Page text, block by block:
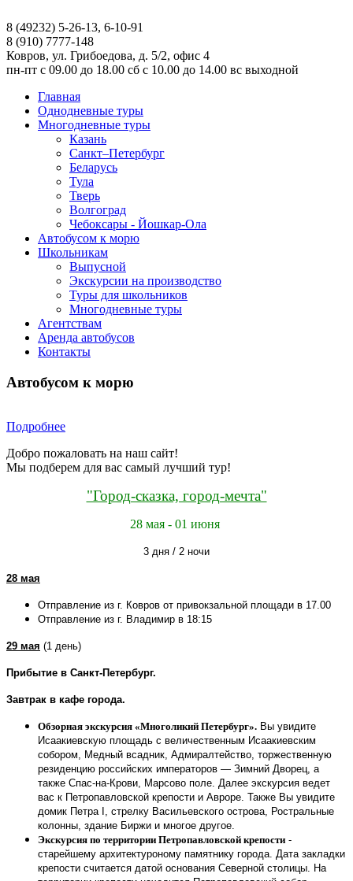
8 (49232) 5-26-13, 6-10-91
8 (910) 7777-148
Ковров, ул. Грибоедова, д. 5/2, офис 4
пн-пт с 09.00 до 18.00 сб с 10.00 до 14.00 вс выходной
Главная
Однодневные туры
Многодневные туры
Казань
Санкт–Петербург
Беларусь
Тула
Тверь
Волгоград
Чебоксары - Йошкар-Ола
Автобусом к морю
Школьникам
Выпусной
Экскурсии на производство
Туры для школьников
Многодневные туры
Агентствам
Аренда автобусов
Контакты
Автобусом к морю
Подробнее
Добро пожаловать на наш сайт!
Мы подберем для вас самый лучший тур!
"Город-сказка, город-мечта"
28 мая - 01 июня
3 дня / 2 ночи
28 мая
Отправление из г. Ковров от привокзальной площади в 17.00
Отправление из г. Владимир в 18:15
29 мая (1 день)
Прибытие в Санкт-Петербург.
Завтрак в кафе города.
Обзорная экскурсия «Многоликий Петербург». Вы увидите
Исаакиевскую площадь с величественным Исаакиевским
собором, Медный всадник, Адмиралтейство, торжественную
резиденцию российских императоров — Зимний Дворец, а
также Спас-на-Крови, Марсово поле. Далее экскурсия ведет
вас к Петропавловской крепости и Авроре. Также Вы увидите
домик Петра I, стрелку Васильевского острова, Ростральные
колонны, здание Биржи и многое другое.
Экскурсия по территории Петропавловской крепости -
старейшему архитектуроному памятнику города. Дата закладки
крепости считается датой основания Северной столицы. На